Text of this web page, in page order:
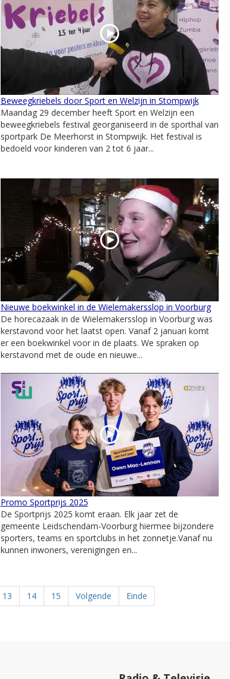
Beweegkriebels door Sport en Welzijn in Stompwijk
Maandag 29 december heeft Sport en Welzijn een
beweegkriebels festival georganiseerd in de sporthal van
sportpark De Meerhorst in Stompwijk. Het festival is
bedoeld voor kinderen van 2 tot 6 jaar...
Nieuwe boekwinkel in de Wielemakersslop in Voorburg
De horecazaak in de Wielemakersslop in Voorburg was
kerstavond voor het laatst open. Vanaf 2 januari komt
er een boekwinkel voor in de plaats. We spraken op
kerstavond met de oude en nieuwe...
Promo Sportprijs 2025
De Sportprijs 2025 komt eraan. Elk jaar zet de
gemeente Leidschendam-Voorburg hiermee bijzondere
sporters, teams en sportclubs in het zonnetje.Vanaf nu
kunnen inwoners, verenigingen en...
13 14 15 Volgende Einde